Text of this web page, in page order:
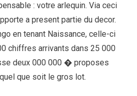
: votre arlequin. Via ceci
a present partie du decor.
en tenant Naissance, celle-ci
chiffres arrivants dans 25 000
deux 000 000 � proposes
que soit le gros lot.